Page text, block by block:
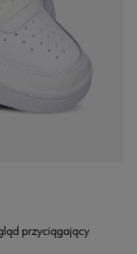
przyciągający